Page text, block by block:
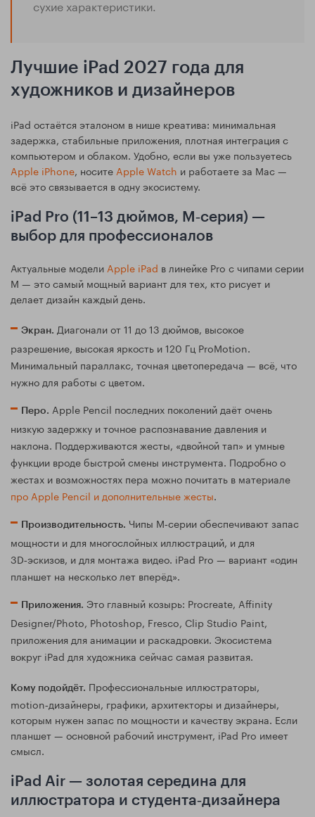
сухие характеристики.
Лучшие iPad 2027 года для
художников и дизайнеров
iPad остаётся эталоном в нише креатива: минимальная
задержка, стабильные приложения, плотная интеграция с
компьютером и облаком. Удобно, если вы уже пользуетесь
Apple iPhone, носите Apple Watch и работаете за Mac —
всё это связывается в одну экосистему.
iPad Pro (11–13 дюймов, M‑серия) —
выбор для профессионалов
Актуальные модели Apple iPad в линейке Pro с чипами серии
M — это самый мощный вариант для тех, кто рисует и
делает дизайн каждый день.
Экран. Диагонали от 11 до 13 дюймов, высокое
разрешение, высокая яркость и 120 Гц ProMotion.
Минимальный параллакс, точная цветопередача — всё, что
нужно для работы с цветом.
Перо. Apple Pencil последних поколений даёт очень
низкую задержку и точное распознавание давления и
наклона. Поддерживаются жесты, «двойной тап» и умные
функции вроде быстрой смены инструмента. Подробно о
жестах и возможностях пера можно почитать в материале
про Apple Pencil и дополнительные жесты.
Производительность. Чипы M‑серии обеспечивают запас
мощности и для многослойных иллюстраций, и для
3D‑эскизов, и для монтажа видео. iPad Pro — вариант «один
планшет на несколько лет вперёд».
Приложения. Это главный козырь: Procreate, Affinity
Designer/Photo, Photoshop, Fresco, Clip Studio Paint,
приложения для анимации и раскадровки. Экосистема
вокруг iPad для художника сейчас самая развитая.
Кому подойдёт. Профессиональные иллюстраторы,
motion‑дизайнеры, графики, архитекторы и дизайнеры,
которым нужен запас по мощности и качеству экрана. Если
планшет — основной рабочий инструмент, iPad Pro имеет
смысл.
iPad Air — золотая середина для
иллюстратора и студента‑дизайнера